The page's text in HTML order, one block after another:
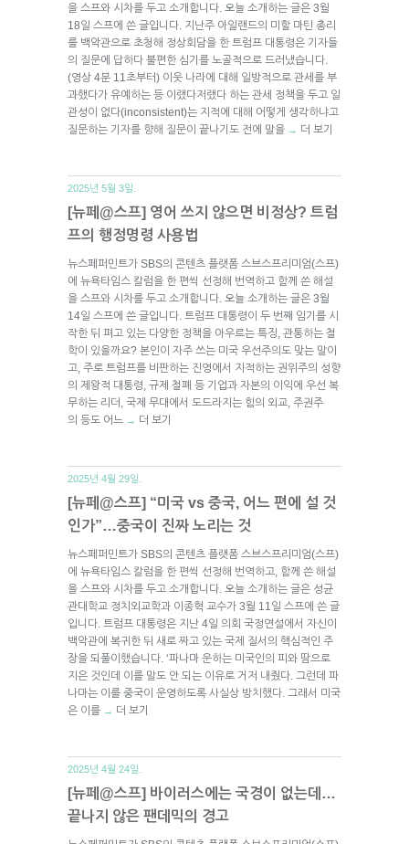
을 스프와 시차를 두고 소개합니다. 오늘 소개하는 글은 3월
18일 스프에 쓴 글입니다. 지난주 아일랜드의 미할 마틴 총리
를 백악관으로 초청해 정상회담을 한 트럼프 대통령은 기자들
의 질문에 답하다 불편한 심기를 노골적으로 드러냈습니다.
(영상 4분 11초부터) 이웃 나라에 대해 일방적으로 관세를 부
과했다가 유예하는 등 이랬다저랬다 하는 관세 정책을 두고 일
관성이 없다(inconsistent)는 지적에 대해 어떻게 생각하냐고
질문하는 기자를 향해 질문이 끝나기도 전에 말을 → 더 보기
2025년 5월 3일.
[뉴페@스프] 영어 쓰지 않으면 비정상? 트럼
프의 행정명령 사용법
뉴스페퍼민트가 SBS의 콘텐츠 플랫폼 스브스프리미엄(스프)
에 뉴욕타임스 칼럼을 한 편씩 선정해 번역하고 함께 쓴 해설
을 스프와 시차를 두고 소개합니다. 오늘 소개하는 글은 3월
14일 스프에 쓴 글입니다. 트럼프 대통령이 두 번째 임기를 시
작한 뒤 펴고 있는 다양한 정책을 아우르는 특징, 관통하는 철
학이 있을까요? 본인이 자주 쓰는 미국 우선주의도 맞는 말이
고, 주로 트럼프를 비판하는 진영에서 지적하는 권위주의 성향
의 제왕적 대통령, 규제 철폐 등 기업과 자본의 이익에 우선 복
무하는 리더, 국제 무대에서 도드라지는 힘의 외교, 주권주
의 등도 어느 → 더 보기
2025년 4월 29일.
[뉴페@스프] “미국 vs 중국, 어느 편에 설 것
인가”…중국이 진짜 노리는 것
뉴스페퍼민트가 SBS의 콘텐츠 플랫폼 스브스프리미엄(스프)
에 뉴욕타임스 칼럼을 한 편씩 선정해 번역하고, 함께 쓴 해설
을 스프와 시차를 두고 소개합니다. 오늘 소개하는 글은 성균
관대학교 정치외교학과 이종혁 교수가 3월 11일 스프에 쓴 글
입니다. 트럼프 대통령은 지난 4일 의회 국정연설에서 자신이
백악관에 복귀한 뒤 새로 짜고 있는 국제 질서의 핵심적인 주
장을 되풀이했습니다. ‘파나마 운하는 미국인의 피와 땀으로
지은 것인데 이를 말도 안 되는 이유로 거저 내줬다. 그런데 파
나마는 이를 중국이 운영하도록 사실상 방치했다. 그래서 미국
은 이를 → 더 보기
2025년 4월 24일.
[뉴페@스프] 바이러스에는 국경이 없는데…
끝나지 않은 팬데믹의 경고